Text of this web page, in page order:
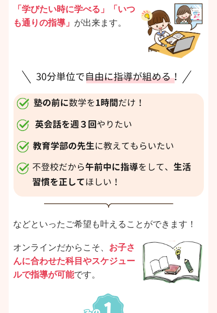
「学びたい時に学べる」「いつ
も通りの指導」 が出来ます。
などといったご希望も叶えることができます！
オンラインだからこそ、 お子さ
んに合わせた科目やスケジュー
ルで指導が可能です。